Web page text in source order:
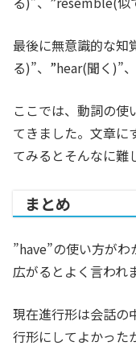
最後に無意識的な知
る)”、”hear(聞く)”
ここでは、動詞の使
てきました。文章に
てみるとそんなに難
まとめ
”have”の使い方が
広がるとよく言われ
現在進行形は会話の
行形にしてよかった